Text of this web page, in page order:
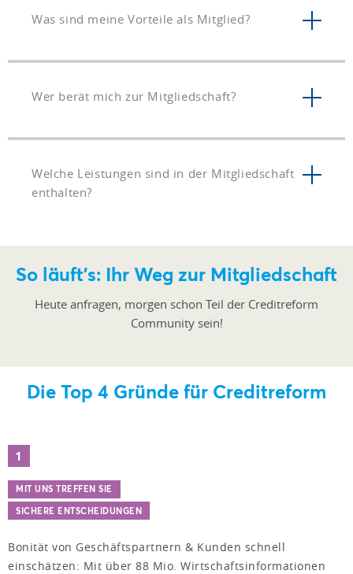
Was sind meine Vorteile als Mitglied?
Wer berät mich zur Mitgliedschaft?
Welche Leistungen sind in der Mitgliedschaft
enthalten?
So läuft's: Ihr Weg zur Mitgliedschaft
Heute anfragen, morgen schon Teil der Creditreform
Community sein!
Die Top 4 Gründe für Creditreform
1
MIT UNS TREFFEN SIE
SICHERE ENTSCHEIDUNGEN
Bonität von Geschäftspartnern & Kunden schnell
einschätzen: Mit über 88 Mio. Wirtschaftsinformationen